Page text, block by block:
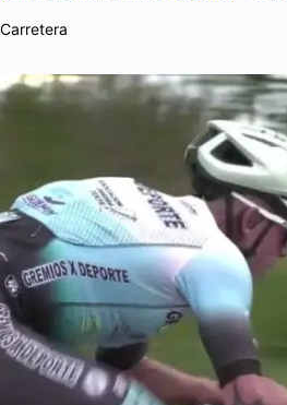
Carretera